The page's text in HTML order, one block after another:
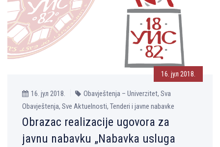
16. јул 2018.
16. јул 2018.
Obavještenja – Univerzitet, Sva
Obavještenja, Sve Aktuelnosti, Tenderi i javne nabavke
Obrazac realizacije ugovora za
javnu nabavku „Nabavka usluga